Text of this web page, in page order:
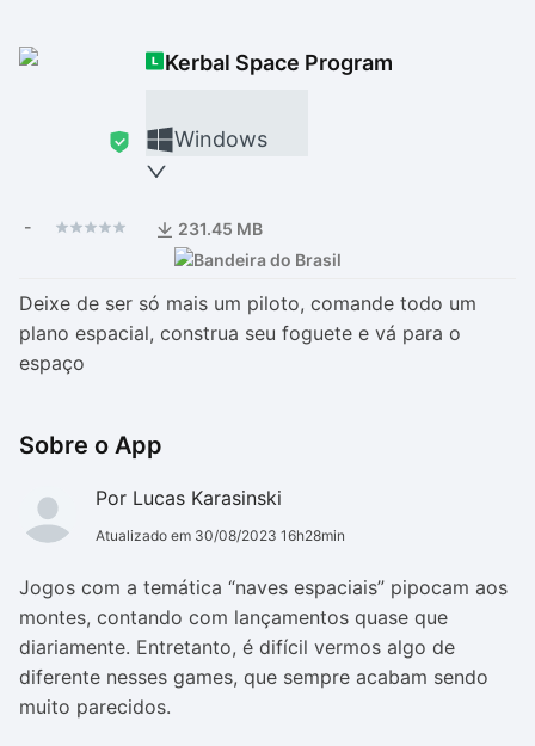
Kerbal Space Program
Windows
- 231.45 MB
Deixe de ser só mais um piloto, comande todo um
plano espacial, construa seu foguete e vá para o
espaço
Sobre o App
Por Lucas Karasinski
Atualizado em 30/08/2023 16h28min
Jogos com a temática “naves espaciais” pipocam aos
montes, contando com lançamentos quase que
diariamente. Entretanto, é difícil vermos algo de
diferente nesses games, que sempre acabam sendo
muito parecidos.